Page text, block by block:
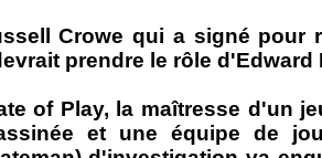
Crowe qui a signé pour
prendre le rôle d'Edward
of Play, la maîtresse d'un
et une équipe de